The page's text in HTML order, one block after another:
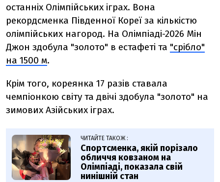
останніх Олімпійських іграх. Вона
рекордсменка Південної Кореї за кількістю
олімпійських нагород. На Олімпіаді-2026 Мін
Джон здобула "золото" в естафеті та "срібло"
на 1500 м.
Крім того, кореянка 17 разів ставала
чемпіонкою світу та двічі здобула "золото" на
зимових Азійських іграх.
ЧИТАЙТЕ ТАКОЖ :
Спортсменка, якій порізало
обличчя ковзаном на
Олімпіаді, показала свій
нинішній стан